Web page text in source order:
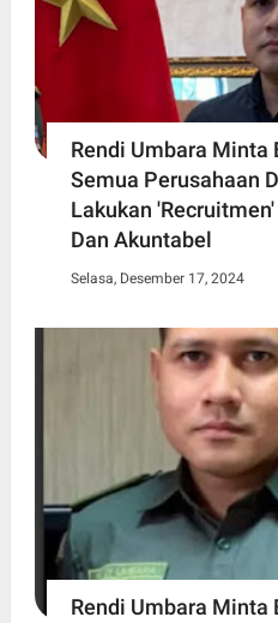
Rendi Umbara Minta
Semua Perusahaan
Lakukan
Dan Akuntabel
Selasa, Desember 17, 2024
Rendi Umbara Minta